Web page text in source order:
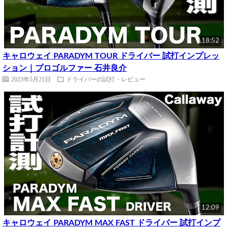
18:52
キャロウェイ PARADYM TOUR ドライバー 試打インプレッ
ション｜プロゴルファー 石井良介
2023年5月21日 ドライバーの試打・レビュー
12:09
キャロウェイ PARADYM MAX FAST ドライバー 試打インプ